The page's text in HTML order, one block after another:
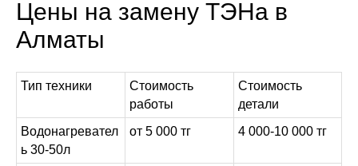
Цены на замену ТЭНа в
Алматы
Тип техники
Стоимость
работы
Стоимость
детали
Водонагревател
ь 30-50л
от 5 000 тг 4 000-10 000 тг